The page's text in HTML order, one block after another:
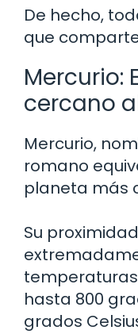
De hecho,
que
Mercurio:
cercano
Mercurio,
romano
planeta más
Su
hasta 800
grados